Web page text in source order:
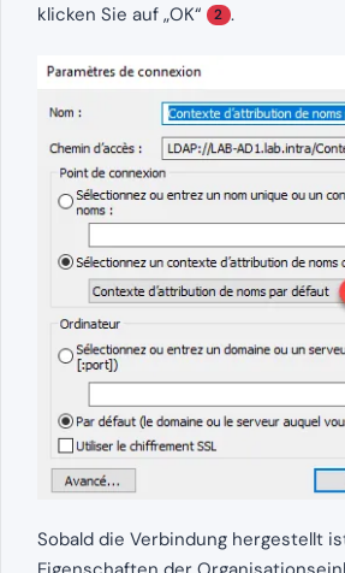
klicken Sie auf „OK“
2 .
Sobald die Verbindung hergestellt